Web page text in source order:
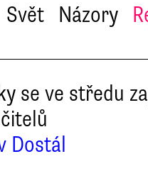
Svět Názory
se ve středu
Dostál